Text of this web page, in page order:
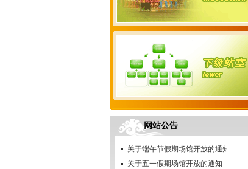
网站公告
关于端午节假期场馆开放的通知
关于五一假期场馆开放的通知